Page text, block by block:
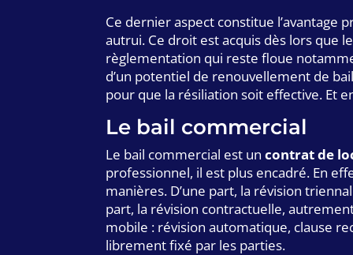
Ce dernier aspect constitue l’avantage
autrui. Ce droit est acquis dès lors que
règlementation qui reste floue
d’un potentiel de renouvellement de
pour que la résiliation soit effective. Et
Le bail commercial
Le bail commercial est uncontrat de
professionnel, il est plus encadré. En
manières. D’une part, la révision
part, la révision contractuelle,
mobile : révision automatique, clause
librement fixé par les parties.